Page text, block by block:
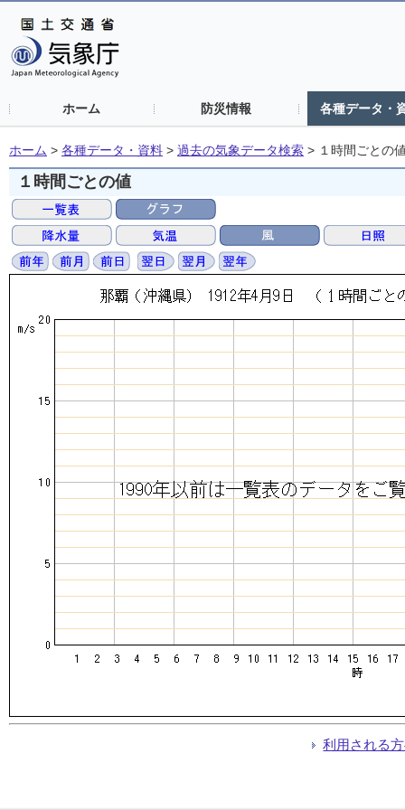
ホーム 防災情報 各種データ・
ホーム > 各種データ・資料 > 過去の気象データ検索 > １時間ごとの
１時間ごとの値
利用される